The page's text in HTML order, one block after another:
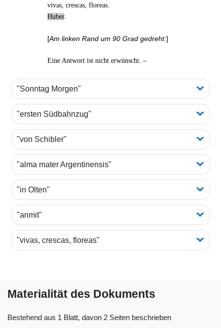
vivas, crescas, floreas
Huber.
[Am linken Rand um 90 Grad gedreht:]
Eine Antwort ist nicht erwünscht. –
"Sonntag Morgen"
"ersten Südbahnzug"
"von Schibler"
"alma mater Argentinensis"
"in Olten"
"anmit"
"vivas, crescas, floreas"
Materialität des Dokuments
Bestehend aus 1 Blatt, davon 2 Seiten beschrieben